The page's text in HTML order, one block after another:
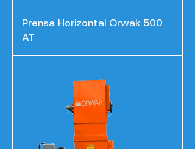
Prensa Horizontal Orwak 500
AT